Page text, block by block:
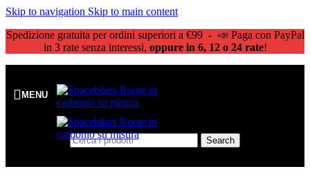
Skip to navigation Skip to main content
Spedizione gratuita per ordini superiori a €99 - 📣 Paga con PayPal
in 3 rate senza interessi, oppure in 6, 12 o 24 rate!
MENU
Search